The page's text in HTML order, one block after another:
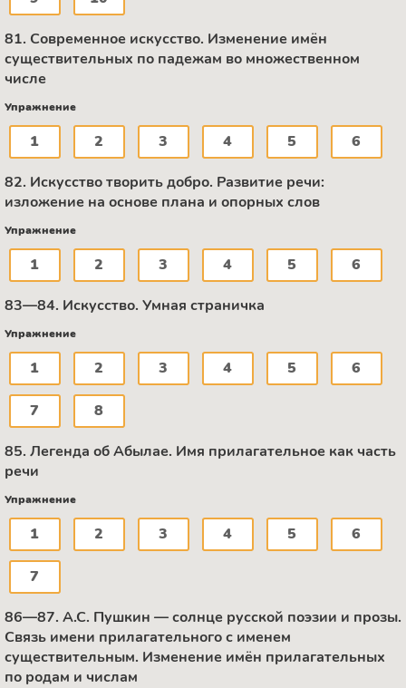
81. Современное искусство. Изменение имён
существительных по падежам во множественном
числе
Упражнение
1 2 3 4 5 6
82. Искусство творить добро. Развитие речи:
изложение на основе плана и опорных слов
Упражнение
1 2 3 4 5 6
83—84. Искусство. Умная страничка
Упражнение
1 2 3 4 5 6
7 8
85. Легенда об Абылае. Имя прилагательное как часть
речи
Упражнение
1 2 3 4 5 6
7
86—87. А.С. Пушкин — солнце русской поэзии и прозы.
Связь имени прилагательного с именем
существительным. Изменение имён прилагательных
по родам и числам